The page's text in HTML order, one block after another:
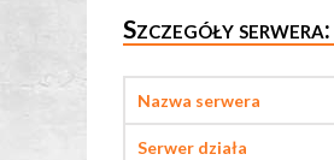
Szczegóły serwera:
Nazwa serwera
Serwer działa